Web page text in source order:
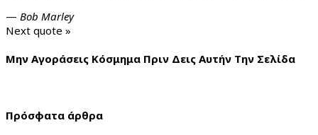
— Bob Marley
Next quote »
Μην Αγοράσεις Κόσμημα Πριν Δεις Αυτήν Την Σελίδα
Πρόσφατα άρθρα